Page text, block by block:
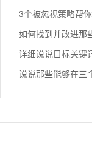
3个被忽视策略帮
如何找到并改进那
详细说说目标关键
说说那些能够在三